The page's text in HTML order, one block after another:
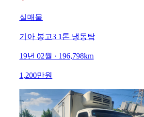
실매물
기아 봉고3 1톤 냉동탑
19년 02월 · 196,798km
1,200만원